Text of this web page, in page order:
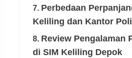
7. Perbedaan
Keliling dan Kantor
8. Review Pengalaman
di SIM Keliling Depok